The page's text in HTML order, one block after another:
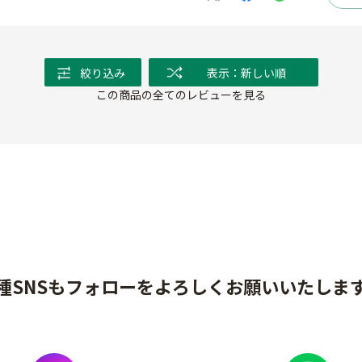
絞り込み
表示：新しい順
この商品の全てのレビューを見る
SNSもフォローをよろしくお願いいたしま